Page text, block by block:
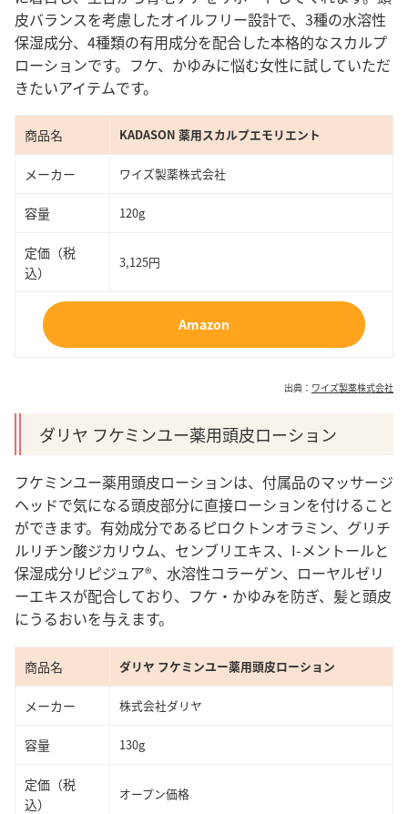
皮バランスを考慮したオイルフリー設計で、3種の水溶性
保湿成分、4種類の有用成分を配合した本格的なスカルプ
ローションです。フケ、かゆみに悩む女性に試していただ
きたいアイテムです。
商品名 KADASON 薬用スカルプエモリエント
メーカー ワイズ製薬株式会社
容量 120g
定価（税
込）
3,125円
Amazon
出典： ワイズ製薬株式会社
ダリヤ フケミンユー薬用頭皮ローション
フケミンユー薬用頭皮ローションは、付属品のマッサージ
ヘッドで気になる頭皮部分に直接ローションを付けること
ができます。有効成分であるピロクトンオラミン、グリチ
ルリチン酸ジカリウム、センブリエキス、I-メントールと
保湿成分リピジュア®、水溶性コラーゲン、ローヤルゼリ
ーエキスが配合しており、フケ・かゆみを防ぎ、髪と頭皮
にうるおいを与えます。
商品名 ダリヤ フケミンユー薬用頭皮ローション
メーカー 株式会社ダリヤ
容量 130g
定価（税
込）
オープン価格